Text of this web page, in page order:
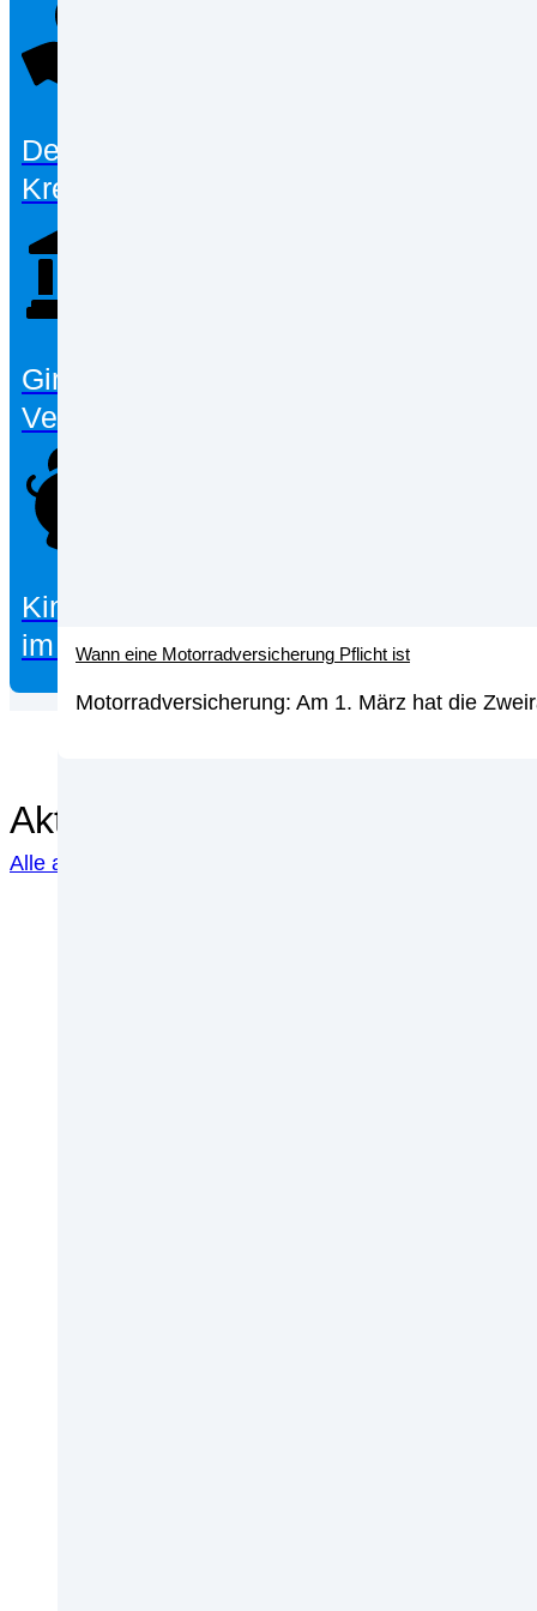
Wann eine Motorradversicherung Pflicht ist
Motorradversicherung: Am 1. März hat die
Der große
Kreditvergleich
Girokonten im
Vergleich
Kinderkonten
im Test
Aktuelle Themen
Alle anzeigen